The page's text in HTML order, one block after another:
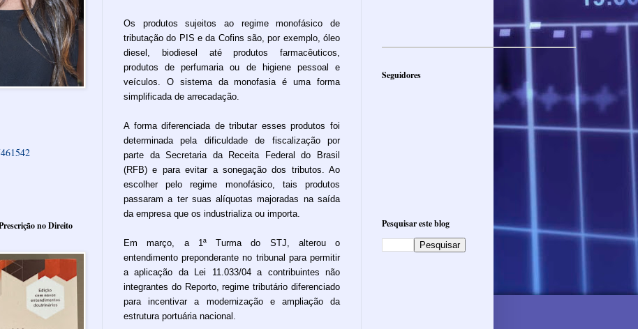
Os produtos sujeitos ao regime monofásico de
tributação do PIS e da Cofins são, por exemplo, óleo
diesel, biodiesel até produtos farmacêuticos,
produtos de perfumaria ou de higiene pessoal e
veículos. O sistema da monofasia é uma forma
simplificada de arrecadação.
A forma diferenciada de tributar esses produtos foi
determinada pela dificuldade de fiscalização por
parte da Secretaria da Receita Federal do Brasil
(RFB) e para evitar a sonegação dos tributos. Ao
escolher pelo regime monofásico, tais produtos
passaram a ter suas alíquotas majoradas na saída
da empresa que os industrializa ou importa.
Em março, a 1ª Turma do STJ, alterou o
entendimento preponderante no tribunal para permitir
a aplicação da Lei 11.033/04 a contribuintes não
integrantes do Reporto, regime tributário diferenciado
para incentivar a modernização e ampliação da
estrutura portuária nacional.
no Direito
Seguidores
Pesquisar este blog